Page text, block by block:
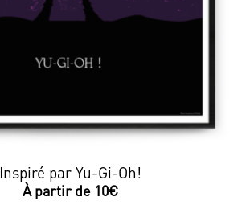
Inspiré par Yu-Gi-Oh!